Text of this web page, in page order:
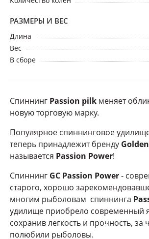
РАЗМЕРЫ И ВЕС
Длина
Вес
В сборе
Спиннинг Passion pilk меняет
новую торговую марку.
Популярное спиннинговое
теперь принадлежит бренду
называется Passion Power!
Спиннинг GC Passion Power-
старого, хорошо
многим рыболовам спиннинга
удилище приобрело современный
сохранив легкость и прочность, за
полюбили рыболовы.